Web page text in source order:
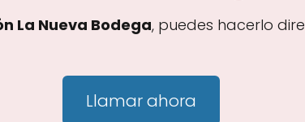
La Nueva Bodega, puedes hacerlo
Llamar ahora